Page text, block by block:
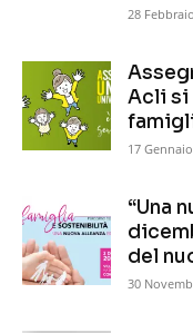
28
Acli si
17
“Una
del
30